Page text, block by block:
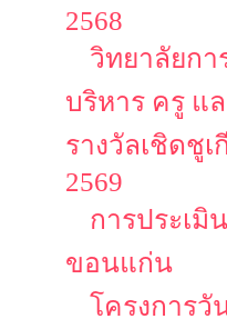
2568
วิทยาลัยก
บริหาร ครู แ
รางวัลเชิดชู
2569
การประเมิ
ขอนแก่น
โครงการวั